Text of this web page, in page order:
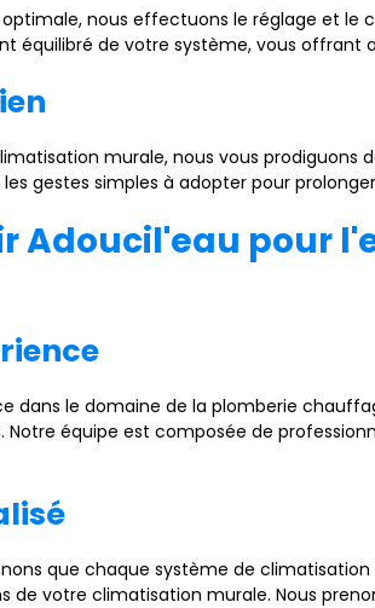
nous effectuons le réglage et
équilibré de votre système, vous offrant
murale, nous vous
gestes simples à adopter pour
Adoucil'eau pour
dans le domaine de la plomberie
équipe est composée de
que chaque système de
de votre climatisation murale. Nous